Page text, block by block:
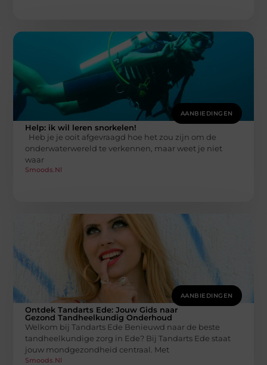
AANBIEDINGEN
Help: ik wil leren snorkelen!
Heb je je ooit afgevraagd hoe het zou zijn om de
onderwaterwereld te verkennen, maar weet je niet
waar
Smoods.nl
AANBIEDINGEN
Ontdek Tandarts Ede: Jouw Gids naar
Gezond Tandheelkundig Onderhoud
Welkom bij Tandarts Ede Benieuwd naar de beste
tandheelkundige zorg in Ede? Bij Tandarts Ede staat
jouw mondgezondheid centraal. Met
Smoods.nl